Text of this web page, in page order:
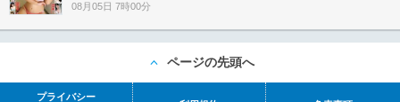
08月05日 7時00分
ページの先頭へ
プライバシー